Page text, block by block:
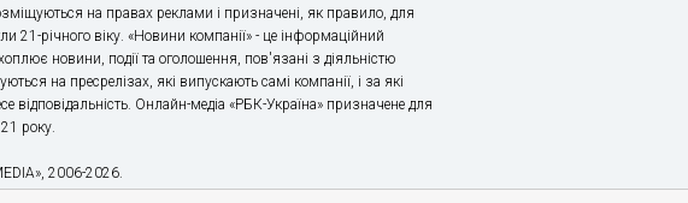
на правах реклами і призначені, як правило, для
21-річного віку. «Новини компанії» - це інформаційний
новини, події та оголошення, пов'язані з діяльністю
на пресрелізах, які випускають самі компанії, і за які
відповідальність. Онлайн-медіа «РБК-Україна» призначене для
21 року.
2006-2026.